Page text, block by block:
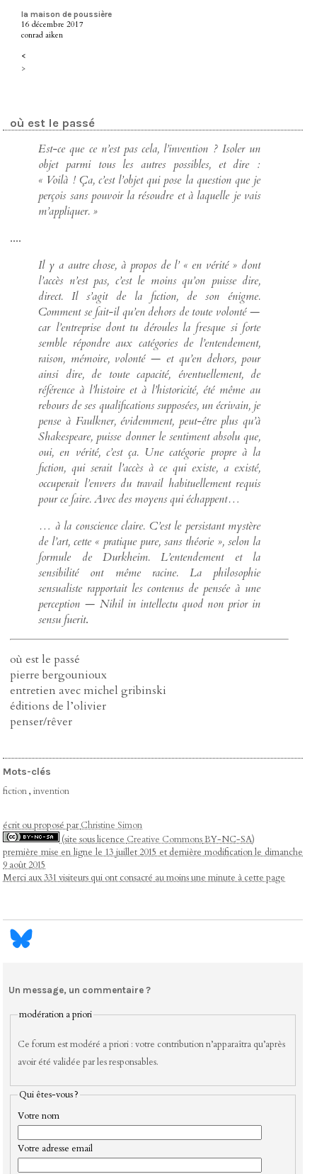
la maison de poussière
16 décembre 2017
conrad aiken
<
>
où est le passé
Est-ce que ce n’est pas cela, l’invention ? Isoler un
objet parmi tous les autres possibles, et dire :
« Voilà ! Ça, c’est l’objet qui pose la question que je
perçois sans pouvoir la résoudre et à laquelle je vais
m’appliquer. »
....
Il y a autre chose, à propos de l’ « en vérité » dont
l’accès n’est pas, c’est le moins qu’on puisse dire,
direct. Il s’agit de la fiction, de son énigme.
Comment se fait-il qu’en dehors de toute volonté —
car l’entreprise dont tu déroules la fresque si forte
semble répondre aux catégories de l’entendement,
raison, mémoire, volonté — et qu’en dehors, pour
ainsi dire, de toute capacité, éventuellement, de
référence à l’histoire et à l’historicité, été même au
rebours de ses qualifications supposées, un écrivain, je
pense à Faulkner, évidemment, peut-être plus qu’à
Shakespeare, puisse donner le sentiment absolu que,
oui, en vérité, c’est ça. Une catégorie propre à la
fiction, qui serait l’accès à ce qui existe, a existé,
occuperait l’envers du travail habituellement requis
pour ce faire. Avec des moyens qui échappent…
… à la conscience claire. C’est le persistant mystère
de l’art, cette « pratique pure, sans théorie », selon la
formule de Durkheim. L’entendement et la
sensibilité ont même racine. La philosophie
sensualiste rapportait les contenus de pensée à une
perception — Nihil in intellectu quod non prior in
sensu fuerit.
où est le passé
pierre bergounioux
entretien avec michel gribinski
éditions de l’olivier
penser/rêver
Mots-clés
fiction,invention
écrit ou proposé parChristine Simon
(site sous licence Creative CommonsBY-NC-SA)
première mise en ligne le 13 juillet 2015 et dernière modification le dimanche
9 août 2015
Merci aux 331 visiteurs qui ont consacré au moins une minute à cette page
Un message, un commentaire ?
modération a priori
Ce forum est modéré a priori : votre contribution n’apparaîtra qu’après
avoir été validée par les responsables.
Qui êtes-vous ?
Votre nom
Votre adresse email